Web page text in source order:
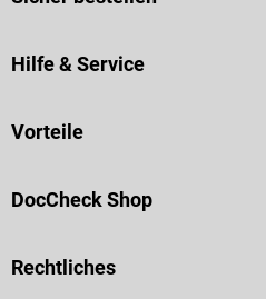
Hilfe & Service
Vorteile
DocCheck Shop
Rechtliches